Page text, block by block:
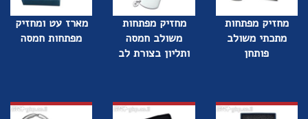
מחזיק מפתחות
מתכתי משולב
פותחן
מחזיק מפתחות
משולב חמסה
ותליון בצורת לב
מארז עט ומחזיק
מפתחות חמסה